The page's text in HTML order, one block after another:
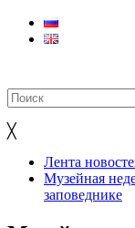
╳
Лента
Музейная
заповеднике